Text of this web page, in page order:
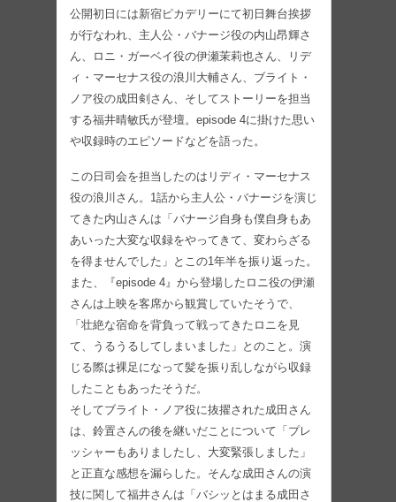
公開初日には新宿ピカデリーにて初日舞台挨拶
が行なわれ、主人公・バナージ役の内山昂輝さ
ん、ロニ・ガーベイ役の伊瀬茉莉也さん、リデ
ィ・マーセナス役の浪川大輔さん、ブライト・
ノア役の成田剣さん、そしてストーリーを担当
する福井晴敏氏が登壇。episode 4に掛けた思い
や収録時のエピソードなどを語った。
この日司会を担当したのはリディ・マーセナス
役の浪川さん。1話から主人公・バナージを演じ
てきた内山さんは「バナージ自身も僕自身もあ
あいった大変な収録をやってきて、変わらざる
を得ませんでした」とこの1年半を振り返った。
また、『episode 4』から登場したロニ役の伊瀬
さんは上映を客席から観賞していたそうで、
「壮絶な宿命を背負って戦ってきたロニを見
て、うるうるしてしまいました」とのこと。演
じる際は裸足になって髪を振り乱しながら収録
したこともあったそうだ。
そしてブライト・ノア役に抜擢された成田さん
は、鈴置さんの後を継いだことについて「プレ
ッシャーもありましたし、大変緊張しました」
と正直な感想を漏らした。そんな成田さんの演
技に関して福井さんは「バシッとはまる成田さ